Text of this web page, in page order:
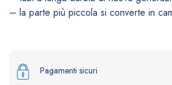
– la parte più piccola si converte in
Pagamenti sicuri